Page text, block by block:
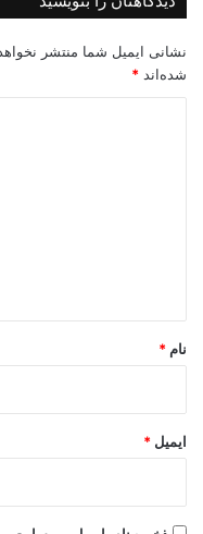
نشانی ایمیل شما منتشر
شده‌اند *
نام *
ایمیل *